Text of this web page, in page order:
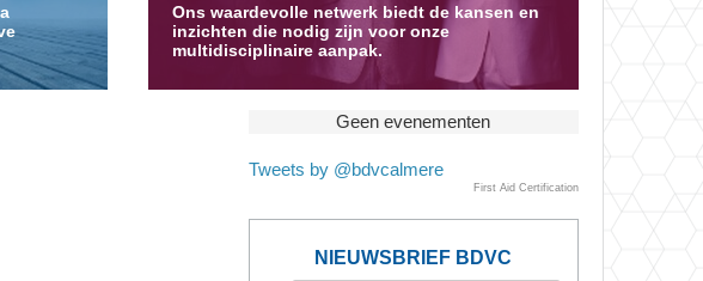
Ons waardevolle netwerk biedt de kansen en
inzichten die nodig zijn voor onze
multidisciplinaire aanpak.
Geen evenementen
Tweets by @bdvcalmere
First Aid Certification
NIEUWSBRIEF BDVC